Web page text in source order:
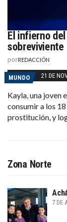
El infierno
sobreviviente
porREDACCIÓN
MUNDO 21 DE
Kayla, una joven
consumir a los
prostitución, y
Zona Norte
7 DE